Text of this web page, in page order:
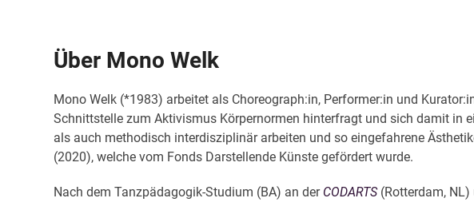
Über Mono Welk
Mono Welk (*1983) arbeitet als Choreograph:in, Performer:in und
Schnittstelle zum Aktivismus Körpernormen hinterfragt und sich damit in
als auch methodisch interdisziplinär arbeiten und so eingefahrene
(2020), welche vom Fonds Darstellende Künste gefördert wurde.
Nach dem Tanzpädagogik-Studium (BA) an der CODARTS(Rotterdam, NL)